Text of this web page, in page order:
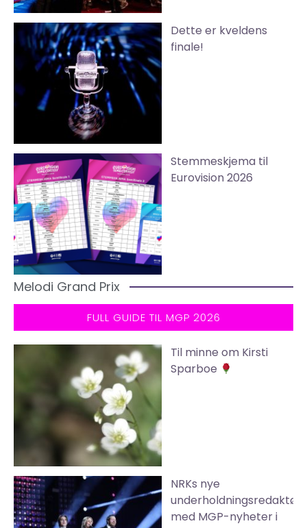
Dette er kveldens
finale!
Stemmeskjema til
Eurovision 2026
Melodi Grand Prix
FULL GUIDE TIL MGP 2026
Til minne om Kirsti
Sparboe
NRKs nye
underholdningsredaktør
med MGP-nyheter i